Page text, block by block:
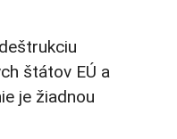
štátov EÚ a
je žiadnou